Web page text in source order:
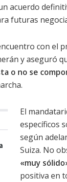
acuerdo
futuras
con el
y aseguró
o no se
El
específicos
según
Suiza. No
«muy
positiva en